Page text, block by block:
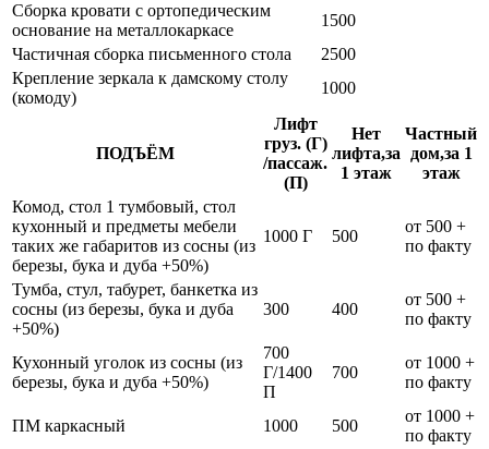
Сборка кровати с ортопедическим
основание на металлокаркасе
1500
Частичная сборка письменного стола
2500
Крепление зеркала к дамскому столу
(комоду)
1000
ПОДЪЁМ
Лифт
груз. (Г)
/пассаж.
(П)
Нет
лифта,за
1 этаж
Частный
дом,за 1
этаж
Комод, стол 1 тумбовый, стол
кухонный и предметы мебели
таких же габаритов из сосны (из
березы, бука и дуба +50%)
1000 Г 500
от 500 +
по факту
Тумба, стул, табурет, банкетка из
сосны (из березы, бука и дуба
+50%)
300 400
от 500 +
по факту
Кухонный уголок из сосны (из
березы, бука и дуба +50%)
700
Г/1400
П
700
от 1000 +
по факту
ПМ каркасный 1000 500
от 1000 +
по факту